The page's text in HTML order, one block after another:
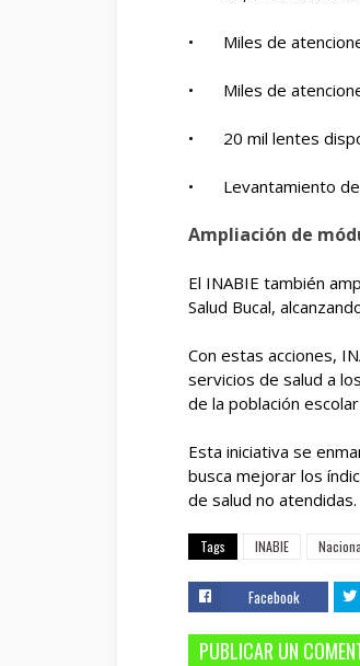
• Miles de
• Miles de
• 20 mil lentes
• Levantamiento
Ampliación de
El INABIE también
Salud Bucal,
Con estas acciones,
servicios de salud a
de la población
Esta iniciativa se
busca mejorar los
de salud no atendidas.
Tags INABIE
Facebook
PUBLICAR UN